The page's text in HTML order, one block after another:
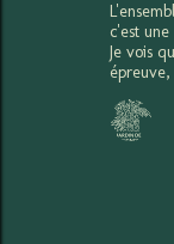
c'est
Je vois